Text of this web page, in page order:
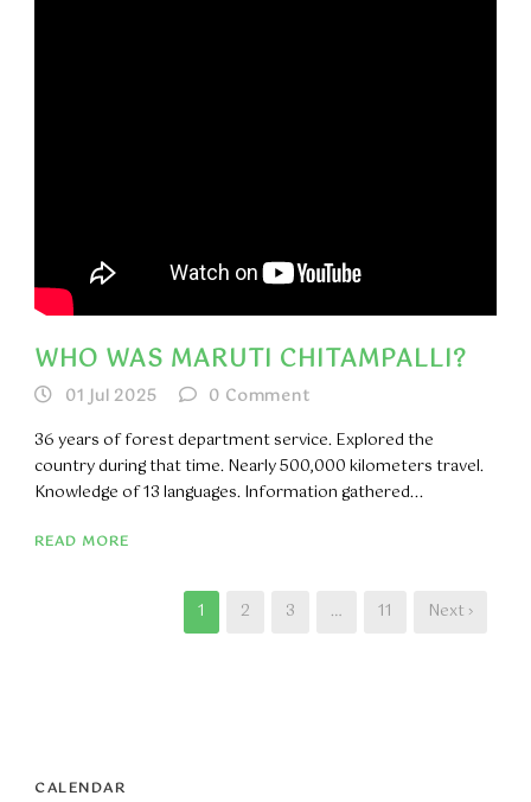
WHO WAS MARUTI CHITAMPALLI?
01 Jul 2025 0 Comment
36 years of forest department service. Explored the
country during that time. Nearly 500,000 kilometers travel.
Knowledge of 13 languages. Information gathered...
READ MORE
1 2 3 … 11 Next ›
CALENDAR